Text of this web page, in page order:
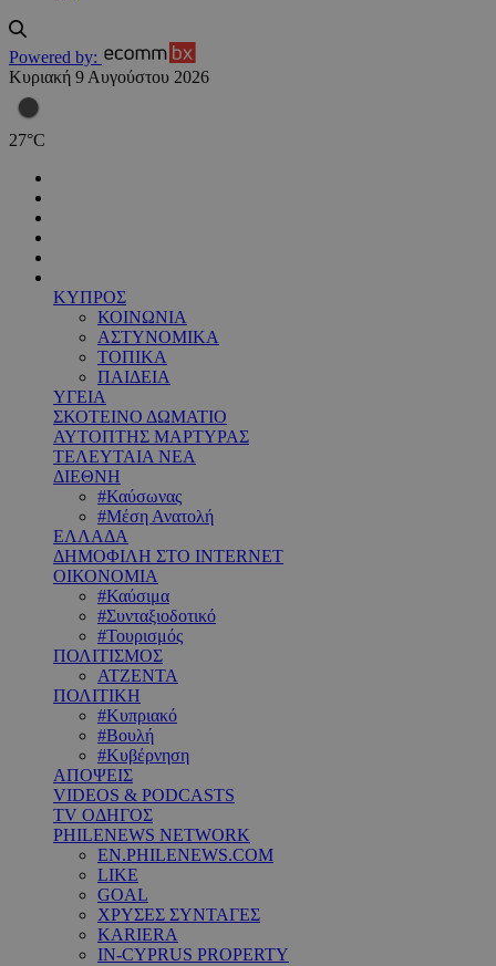
Powered by:
Κυριακή 9 Αυγούστου 2026
27°C
ΚΥΠΡΟΣ
ΚΟΙΝΩΝΙΑ
ΑΣΤΥΝΟΜΙΚΑ
ΤΟΠΙΚΑ
ΠΑΙΔΕΙΑ
ΥΓΕΙΑ
ΣΚΟΤΕΙΝΟ ΔΩΜΑΤΙΟ
ΑΥΤΟΠΤΗΣ ΜΑΡΤΥΡΑΣ
ΤΕΛΕΥΤΑΙΑ ΝΕΑ
ΔΙΕΘΝΗ
#Καύσωνας
#Μέση Ανατολή
ΕΛΛΑΔΑ
ΔΗΜΟΦΙΛΗ ΣΤΟ INTERNET
ΟΙΚΟΝΟΜΙΑ
#Καύσιμα
#Συνταξιοδοτικό
#Τουρισμός
ΠΟΛΙΤΙΣΜΟΣ
ΑΤΖΕΝΤΑ
ΠΟΛΙΤΙΚΗ
#Κυπριακό
#Βουλή
#Κυβέρνηση
ΑΠΟΨΕΙΣ
VIDEOS & PODCASTS
TV ΟΔΗΓΟΣ
PHILENEWS NETWORK
EN.PHILENEWS.COM
LIKE
GOAL
ΧΡΥΣΕΣ ΣΥΝΤΑΓΕΣ
KARIERA
IN-CYPRUS PROPERTY